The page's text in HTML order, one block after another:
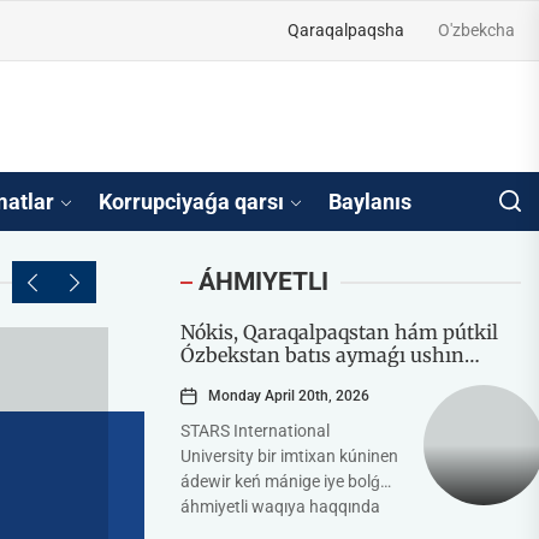
Qaraqalpaqsha O'zbekcha
Korrupciyaǵa qarsı Baylanıs
ÁHMIYETLI
Nókis, Qaraqalpaqstan hám pútkil
Ózbekstan batıs aymaǵı ushın
Monday April 20th, 2026
STARS International
University bir imtixan kúninen
ádewir keń mánige iye bolǵan
áhmiyetli waqıya haqqında